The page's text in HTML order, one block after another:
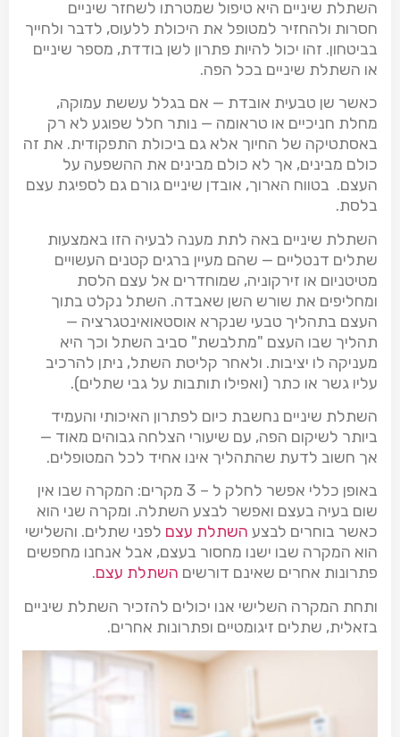
השתלת שיניים היא טיפול שמטרתו לשחזר שיניים
חסרות ולהחזיר למטופל את היכולת ללעוס, לדבר ולחייך
בביטחון. זהו יכול להיות פתרון לשן בודדת, מספר שיניים
או השתלת שיניים בכל הפה.
כאשר שן טבעית אובדת — אם בגלל עששת עמוקה,
מחלת חניכיים או טראומה — נותר חלל שפוגע לא רק
באסתטיקה של החיוך אלא גם ביכולת התפקודית. את זה
כולם מבינים, אך לא כולם מבינים את ההשפעה על
העצם. בטווח הארוך, אובדן שיניים גורם גם לספיגת עצם
בלסת.
השתלת שיניים באה לתת מענה לבעיה הזו באמצעות
שתלים דנטליים — שהם מעיין ברגים קטנים העשויים
מטיטניום או זירקוניה, שמוחדרים אל עצם הלסת
ומחליפים את שורש השן שאבדה. השתל נקלט בתוך
העצם בתהליך טבעי שנקרא אוסטאואינטגרציה —
תהליך שבו העצם "מתלבשת" סביב השתל וכך היא
מעניקה לו יציבות. ולאחר קליטת השתל, ניתן להרכיב
עליו גשר או כתר (ואפילו תותבות על גבי שתלים).
השתלת שיניים נחשבת כיום לפתרון האיכותי והעמיד
ביותר לשיקום הפה, עם שיעורי הצלחה גבוהים מאוד —
אך חשוב לדעת שהתהליך אינו אחיד לכל המטופלים.
באופן כללי אפשר לחלק ל – 3 מקרים: המקרה שבו אין
שום בעיה בעצם ואפשר לבצע השתלה. ומקרה שני הוא
כאשר בוחרים לבצעהשתלת עצםלפני שתלים. והשלישי
הוא המקרה שבו ישנו מחסור בעצם, אבל אנחנו מחפשים
פתרונות אחרים שאינם דורשיםהשתלת עצם.
ותחת המקרה השלישי אנו יכולים להזכיר השתלת שיניים
בזאלית, שתלים זיגומטיים ופתרונות אחרים.